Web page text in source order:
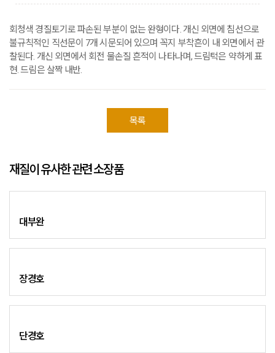
회청색 경질토기로 파손된 부분이 없는 완형이다. 개신 외면에 침선으로
불규칙적인 직선문이 7개 시문되어 있으며 꼭지 부착흔이 내 외면에서 관
찰된다. 개신 외면에서 회전 물손질 흔적이 나타나며, 드림턱은 약하게 표
현. 드림은 살짝 내반.
목록
재질이 유사한 관련 소장품
대부완
장경호
단경호